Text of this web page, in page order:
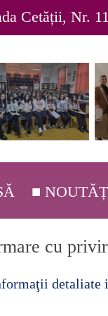
Cetății, Nr.
■
cu
detaliate